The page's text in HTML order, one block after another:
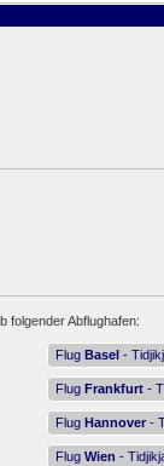
folgender Abflughafen:
Flug Basel -
Flug Frankfurt -
Flug Hannover -
Flug Wien -